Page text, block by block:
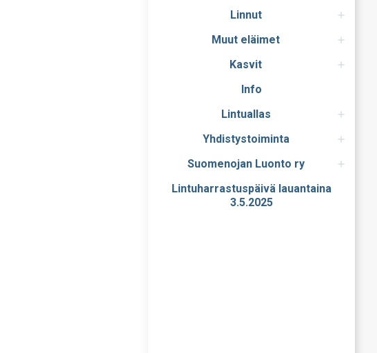
Linnut
Muut eläimet
Kasvit
Info
Lintuallas
Yhdistystoiminta
Suomenojan Luonto ry
Lintuharrastuspäivä lauantaina
3.5.2025